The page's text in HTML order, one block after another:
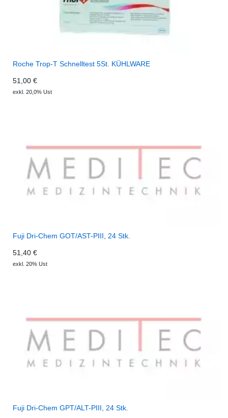
Roche Trop-T Schnelltest 5St. KÜHLWARE
51,00 €
exkl. 20,0% Ust
Fuji Dri-Chem GOT/AST-PIII, 24 Stk.
51,40 €
exkl. 20% Ust
Fuji Dri-Chem GPT/ALT-PIII, 24 Stk.